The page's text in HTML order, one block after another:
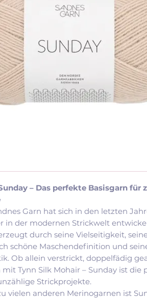
– Das perfekte Basisgarn für
Garn hat sich in den letzten
in der modernen Strickwelt
durch seine Vielseitigkeit,
schöne Maschendefinition und
Ob allein verstrickt, doppelfädig
Tynn Silk Mohair – Sunday ist die
Strickprojekte.
vielen anderen Merinogarnen ist